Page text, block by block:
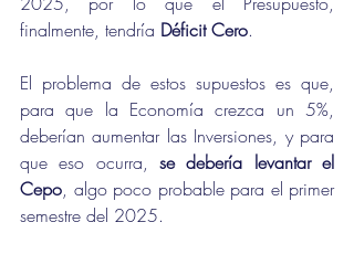
finalmente, tendría Déficit Cero.
El problema de estos supuestos es que,
para que la Economía crezca un 5%,
deberían aumentar las Inversiones, y para
que eso ocurra, se debería levantar el
Cepo, algo poco probable para el primer
semestre del 2025.